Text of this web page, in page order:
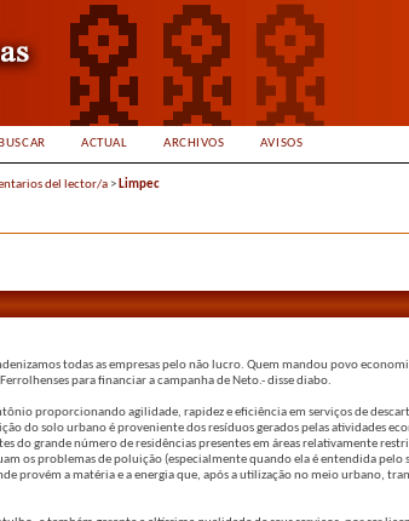
BUSCAR ACTUAL ARCHIVOS AVISOS
del lector/a > Limpec
todas as empresas pelo não lucro. Quem mandou povo
para financiar a campanha de Neto.- disse diabo.
proporcionando agilidade, rapidez e eficiência em serviços de
do solo urbano é proveniente dos resíduos gerados pelas atividades
do grande número de residências presentes em áreas relativamente
os problemas de poluição (especialmente quando ela é entendida pelo
provém a matéria e a energia que, após a utilização no meio urbano,